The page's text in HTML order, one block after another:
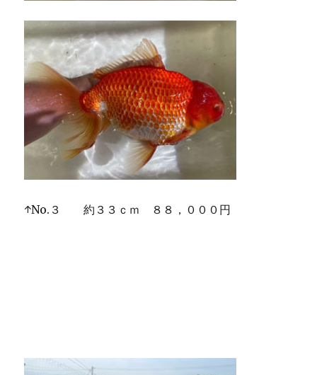
↑No.３ 約３３ｃｍ ８８，０００円